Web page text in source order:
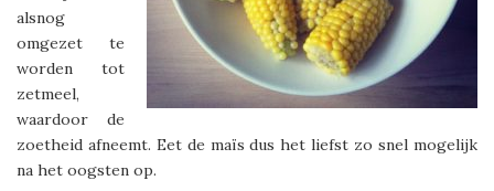
alsnog
omgezet te
worden tot
zetmeel,
waardoor de
zoetheid afneemt. Eet de maïs dus het liefst zo snel mogelijk
na het oogsten op.